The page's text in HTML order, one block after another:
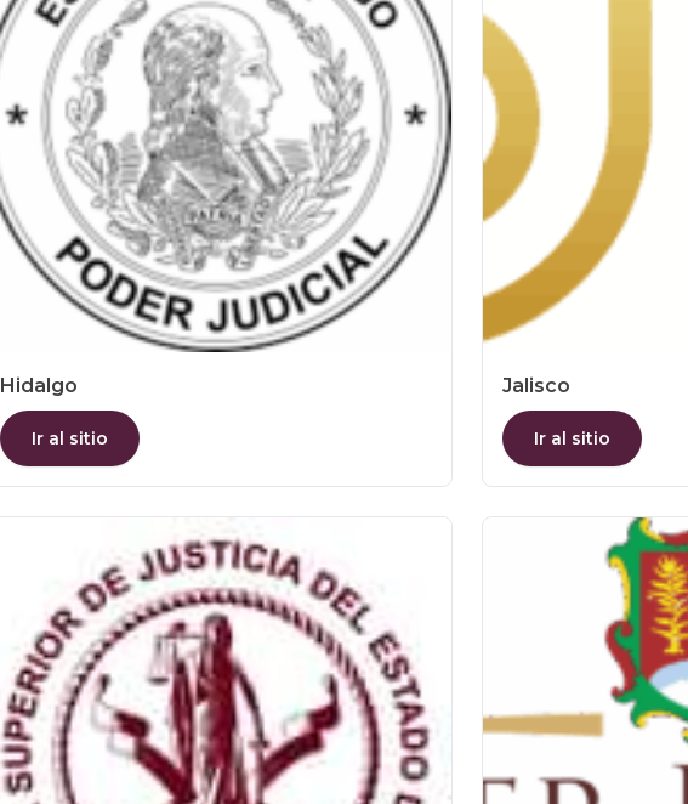
Hidalgo
Ir al sitio
Jalisco
Ir al sitio